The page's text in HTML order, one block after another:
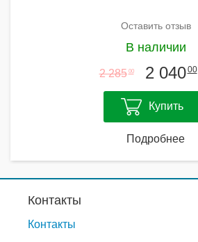
Оставить отзыв
В наличии
2 285 00 2 04000
Купить
Подробнее
Контакты
Контакты